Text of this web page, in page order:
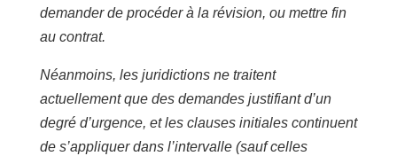
demander de procéder à la révision, ou mettre fin
au contrat.
Néanmoins, les juridictions ne traitent
actuellement que des demandes justifiant d’un
degré d’urgence, et les clauses initiales continuent
de s’appliquer dans l’intervalle (sauf celles